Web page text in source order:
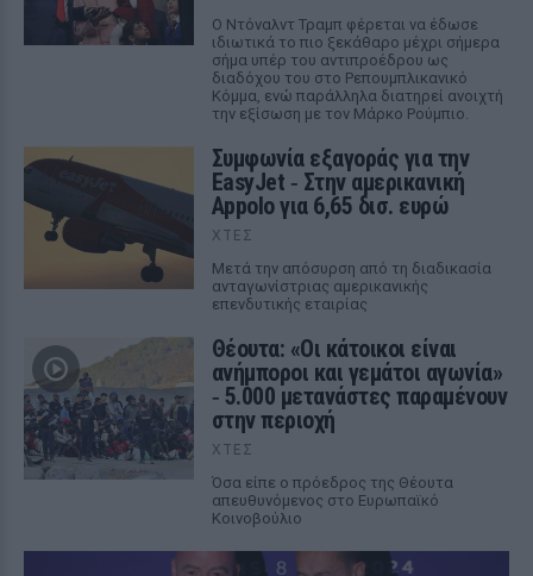
Ο Ντόναλντ Τραμπ φέρεται να έδωσε
ιδιωτικά το πιο ξεκάθαρο μέχρι σήμερα
σήμα υπέρ του αντιπροέδρου ως
διαδόχου του στο Ρεπουμπλικανικό
Κόμμα, ενώ παράλληλα διατηρεί ανοιχτή
την εξίσωση με τον Μάρκο Ρούμπιο.
Συμφωνία εξαγοράς για την
EasyJet ‑ Στην αμερικανική
Appolo για 6,65 δισ. ευρώ
ΧΤΕΣ
Μετά την απόσυρση από τη διαδικασία
ανταγωνίστριας αμερικανικής
επενδυτικής εταιρίας
Θέουτα: «Οι κάτοικοι είναι
ανήμποροι και γεμάτοι αγωνία»
‑ 5.000 μετανάστες παραμένουν
στην περιοχή
ΧΤΕΣ
Όσα είπε ο πρόεδρος της Θέουτα
απευθυνόμενος στο Ευρωπαϊκό
Κοινοβούλιο